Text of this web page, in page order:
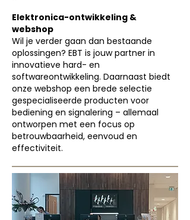
Elektronica-ontwikkeling &
webshop
Wil je verder gaan dan bestaande
oplossingen? EBT is jouw partner in
innovatieve hard- en
softwareontwikkeling. Daarnaast biedt
onze webshop een brede selectie
gespecialiseerde producten voor
bediening en signalering – allemaal
ontworpen met een focus op
betrouwbaarheid, eenvoud en
effectiviteit.